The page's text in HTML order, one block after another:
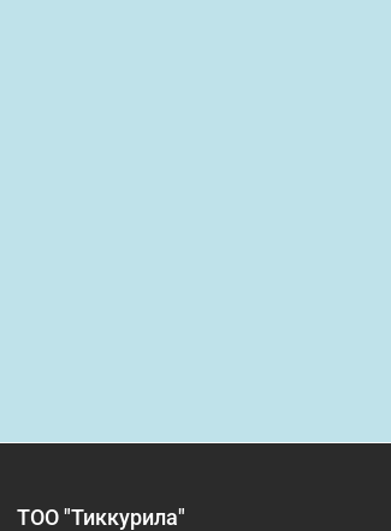
ТОО "Тиккурила"